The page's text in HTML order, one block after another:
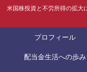
米国株投資と不労所得の拡大
プロフィール
配当金生活への歩み